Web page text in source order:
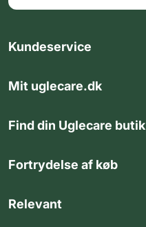
Kundeservice
Mit uglecare.dk
Find din Uglecare butik
Fortrydelse af køb
Relevant